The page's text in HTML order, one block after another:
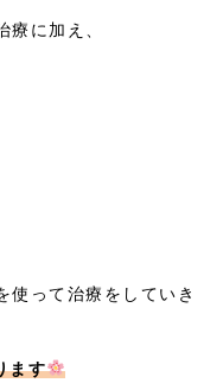
療に加え、
使って治療をしていき
ます